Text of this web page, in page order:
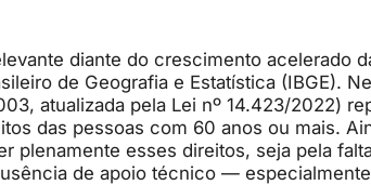
diante do crescimento acelerado
de Geografia e Estatística (IBGE).
atualizada pela Lei nº 14.423/2022)
das pessoas com 60 anos ou mais.
plenamente esses direitos, seja pela
de apoio técnico —